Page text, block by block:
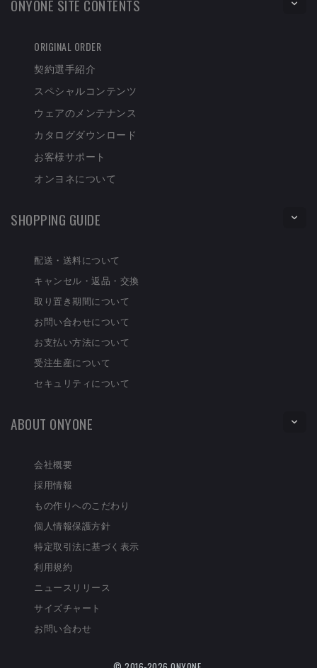
ONYONE SITE CONTENTS
ORIGINAL ORDER
契約選手紹介
スペシャルコンテンツ
ウェアのメンテナンス
カタログダウンロード
お客様サポート
オンヨネについて
SHOPPING GUIDE
配送・送料について
キャンセル・返品・交換
取り置き期間について
お問い合わせについて
お支払い方法について
受注生産について
セキュリティについて
ABOUT ONYONE
会社概要
採用情報
もの作りへのこだわり
個人情報保護方針
特定取引法に基づく表示
利用規約
ニュースリリース
サイズチャート
お問い合わせ